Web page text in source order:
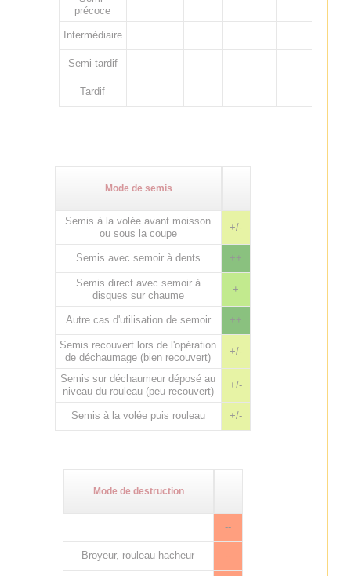
précoce
Intermédiaire
Semi-tardif
Tardif
Mode de semis
Semis à la volée avant moisson
ou sous la coupe
+/-
Semis avec semoir à dents ++
Semis direct avec semoir à
disques sur chaume
+
Autre cas d'utilisation de semoir ++
Semis recouvert lors de l'opération
de déchaumage (bien recouvert)
+/-
Semis sur déchaumeur déposé au
niveau du rouleau (peu recouvert)
+/-
Semis à la volée puis rouleau +/-
Mode de destruction
--
Broyeur, rouleau hacheur --